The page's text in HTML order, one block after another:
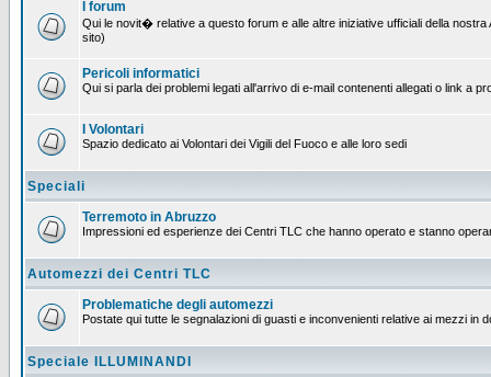
I forum
Qui le novit� relative a questo forum e alle altre iniziative ufficiali della
sito)
Pericoli informatici
Qui si parla dei problemi legati all'arrivo di e-mail contenenti allegati o link a
I Volontari
Spazio dedicato ai Volontari dei Vigili del Fuoco e alle loro sedi
Speciali
Terremoto in Abruzzo
Impressioni ed esperienze dei Centri TLC che hanno operato e stanno
Automezzi dei Centri TLC
Problematiche degli automezzi
Postate qui tutte le segnalazioni di guasti e inconvenienti relative ai mezzi in
Speciale ILLUMINANDI